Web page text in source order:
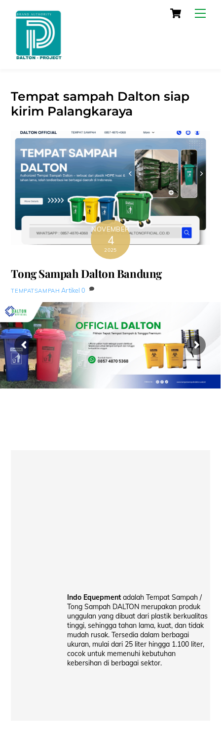
Cart
Tempat sampah Dalton siap
kirim Palangkaraya
NOVEMBER
4
2025
Tong Sampah Dalton Bandung
TEMPATSAMPAH Artikel 0
Indo Equepment adalah Tempat Sampah /
Tong Sampah DALTON merupakan produk
unggulan yang dibuat dari plastik berkualitas
tinggi, sehingga tahan lama, kuat, dan tidak
mudah rusak. Tersedia dalam berbagai
ukuran, mulai dari 25 liter hingga 1.100 liter,
cocok untuk memenuhi kebutuhan
kebersihan di berbagai sektor.